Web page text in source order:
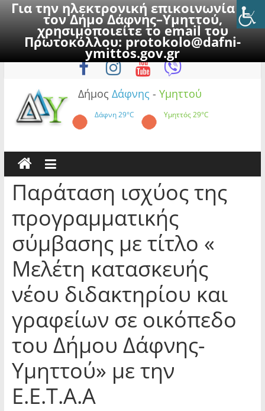
Για την ηλεκτρονική επικοινωνία με
τον Δήμο Δάφνης–Υμηττού,
χρησιμοποιείτε το email του
Πρωτοκόλλου:protokolo@dafni-
ymittos.gov.gr
to
Παρασκευή, 7 Αυγούστου 2026
Δήμος Δάφνης - Υμηττού
Δάφνη29°C Υμηττός29°C
Παράταση ισχύος της
προγραμματικής
σύμβασης με τίτλο «
Μελέτη κατασκευής
νέου διδακτηρίου και
γραφείων σε οικόπεδο
του Δήμου Δάφνης-
Υμηττού» με την
Ε.Ε.Τ.Α.Α